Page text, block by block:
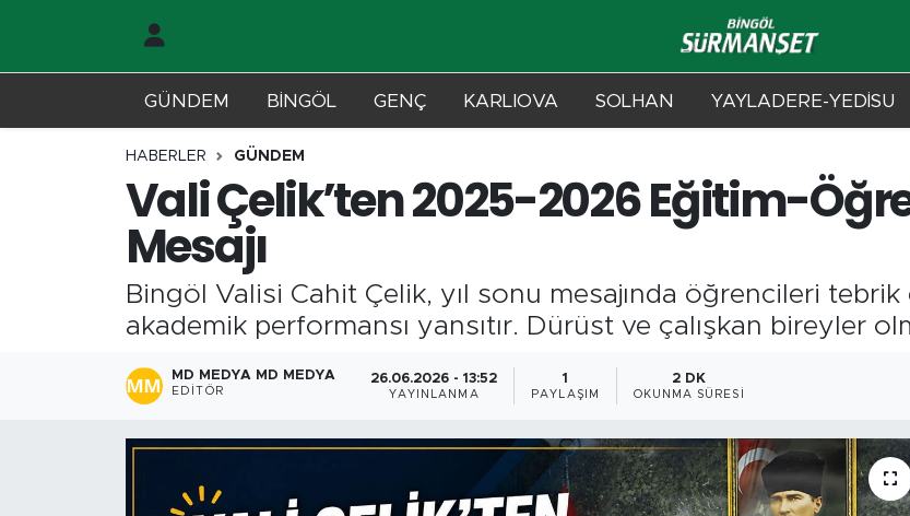
GÜNDEM BİNGÖL GENÇ KARLIOVA SOLHAN YAYLADERE-YEDİSU
HABERLER GÜNDEM
Vali Çelik’ten 2025-2026 Eğitim-
Mesajı
Bingöl Valisi Cahit Çelik, yıl sonu mesajında öğrencileri tebrik
akademik performansı yansıtır. Dürüst ve çalışkan bireyler
MD MEDYA MD MEDYA
EDITÖR
26.06.2026 - 13:52
YAYINLANMA
1
PAYLAŞIM
2 DK
OKUNMA SÜRESI
Karlıova
Adaklı-Kiğı
Merkez Trafik Yoğunluk Haritası
Süper Lig Puan Durumu ve Fikstür
Tüm Manşetler